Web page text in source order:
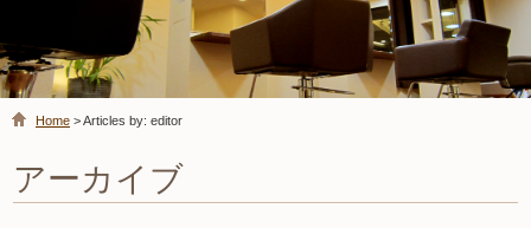
Home > Articles by: editor
アーカイブ